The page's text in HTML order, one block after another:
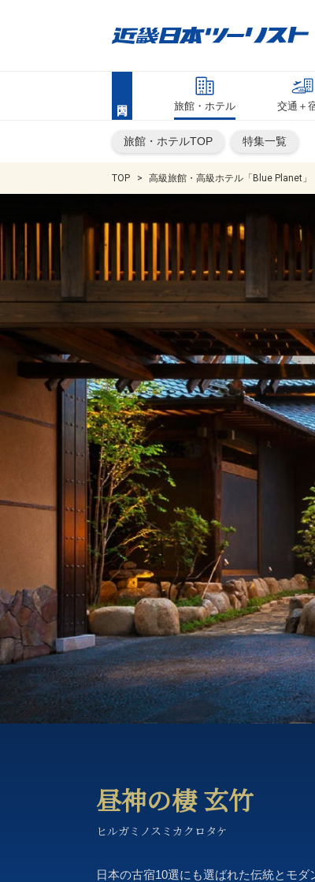
旅館・ホテル 交通＋
旅館・ホテルTOP 特集一覧
TOP 高級旅館・高級ホテル「Blue Planet」
昼神の棲 玄竹
ヒルガミノスミカクロタケ
日本の古宿10選にも選ばれた伝統とモダ